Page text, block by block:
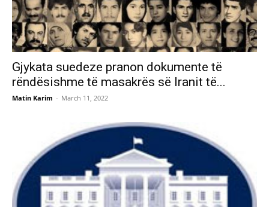
Gjykata suedeze pranon dokumente të
rëndësishme të masakrës së Iranit të...
Matin Karim - March 11, 2022